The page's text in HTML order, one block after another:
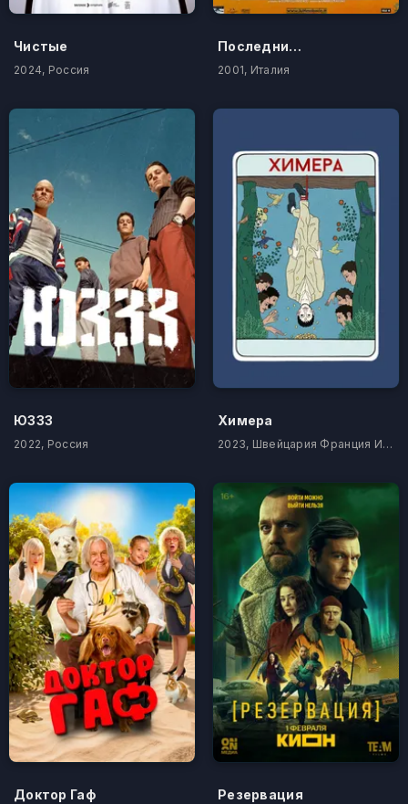
Чистые
2024, Россия
Последний поцелуй
2001, Италия
ЮЗЗЗ
2022, Россия
Химера
2023, Швейцария Франция Италия Турция
Доктор Гаф Резервация